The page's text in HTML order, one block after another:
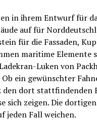
in ihrem Entwurf für
auf für
für die Fassaden,
maritime Elemente
Luken von
ein gewünschter
den dort stattfindenden
sich zeigen. Die
jeden Fall weichen.